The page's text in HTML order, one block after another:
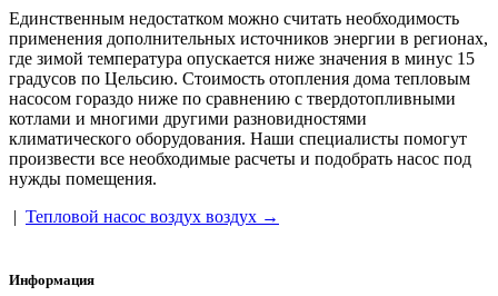
Единственным недостатком можно считать необходимость
применения дополнительных источников энергии в регионах,
где зимой температура опускается ниже значения в минус 15
градусов по Цельсию. Стоимость отопления дома тепловым
насосом гораздо ниже по сравнению с твердотопливными
котлами и многими другими разновидностями
климатического оборудования. Наши специалисты помогут
произвести все необходимые расчеты и подобрать насос под
нужды помещения.
| Тепловой насос воздух воздух →
Информация